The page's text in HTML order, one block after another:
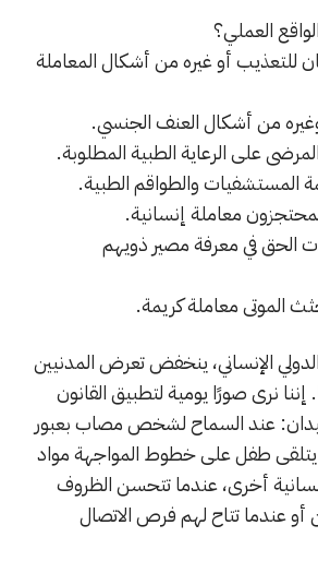
العملي؟
للتعذيب أو غيره من أشكال المعاملة
من أشكال العنف الجنسي.
على الرعاية الطبية المطلوبة.
والطواقم الطبية.
معاملة إنسانية.
الحق في معرفة مصير ذويهم
الموتى معاملة كريمة.
الإنساني، ينخفض تعرض المدنيين
نرى صورًا يومية لتطبيق القانون
عند السماح لشخص مصاب بعبور
طفل على خطوط المواجهة مواد
أخرى، عندما تتحسن الظروف
أو عندما تتاح لهم فرص الاتصال